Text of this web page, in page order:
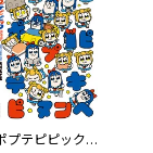
ポプテピピック SEASON EIGHT